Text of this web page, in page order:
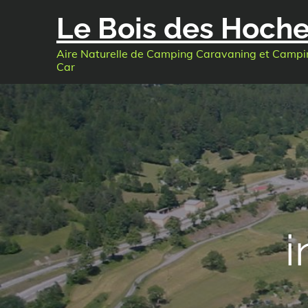
Le Bois des
Aire Naturelle de Camping Caravaning et
Car